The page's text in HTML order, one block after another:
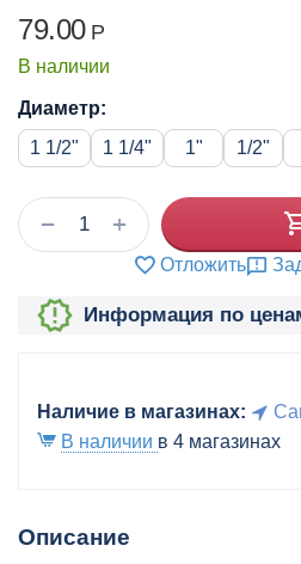
79.00 Р
В наличии
Диаметр:
1 1/2"
1 1/4" 1" 1/2"
+
−
Отложить
Информация по
Наличие в магазинах:
В наличии в 4 магазинах
Описание